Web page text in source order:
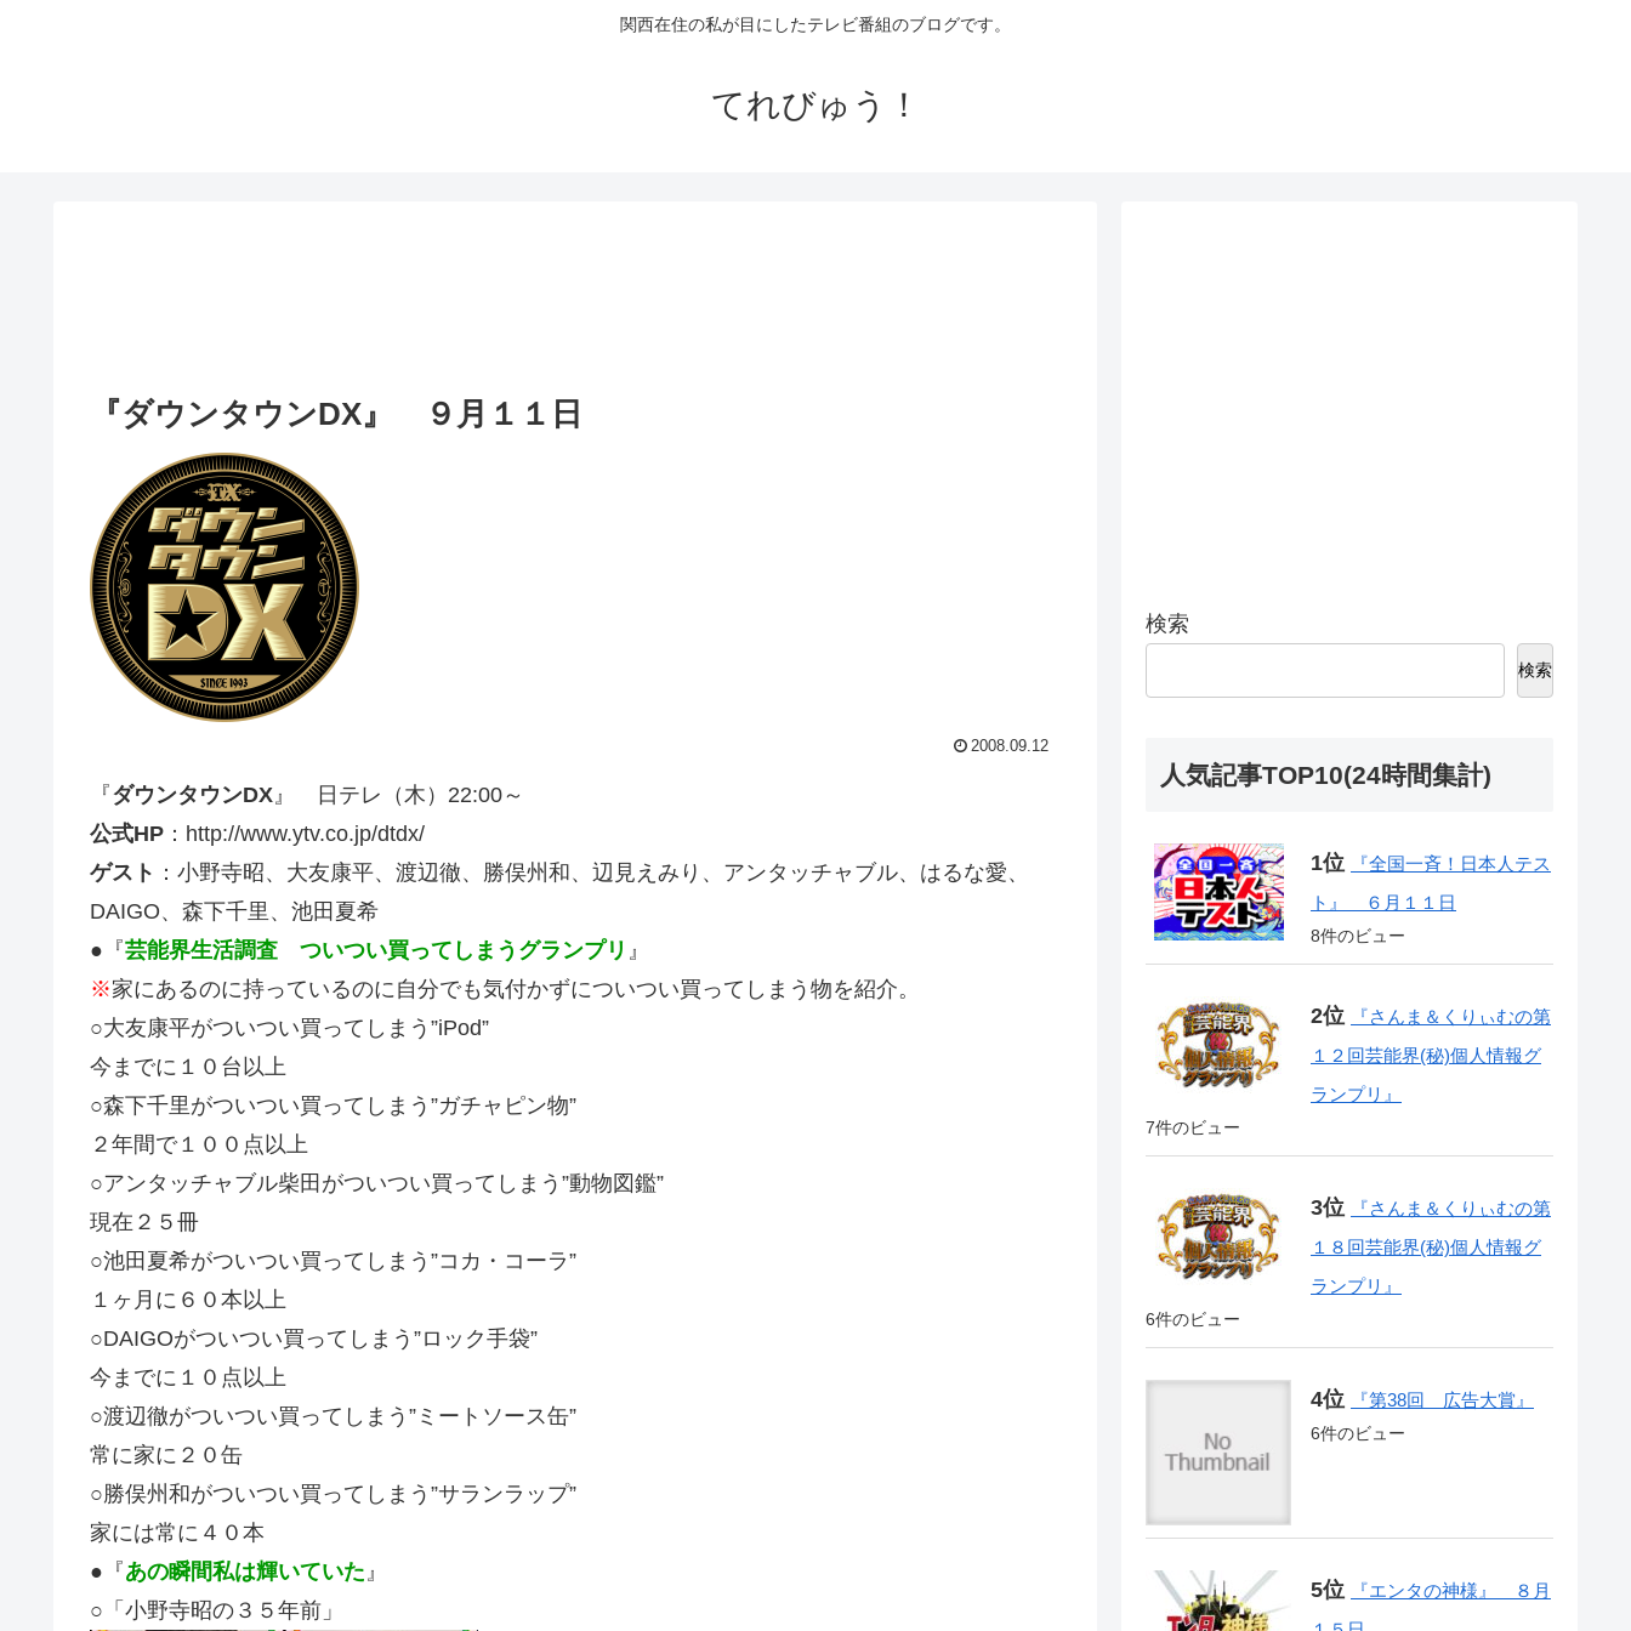
関西在住の私が目にしたテレビ番組のブログです。
てれびゅう！
『ダウンタウンDX』 ９月１１日
2008.09.12
『ダウンタウンDX 』 日テレ（木）22:00～
公式HP ：http://www.ytv.co.jp/dtdx/
ゲスト ：小野寺昭、大友康平、渡辺徹、勝俣州和、辺見えみり、アンタッチャブル、はるな愛、
DAIGO、森下千里、池田夏希
●『芸能界生活調査 ついつい買ってしまうグランプリ 』
※家にあるのに持っているのに自分でも気付かずについつい買ってしまう物を紹介。
○大友康平がついつい買ってしまう”iPod”
今までに１０台以上
○森下千里がついつい買ってしまう”ガチャピン物”
２年間で１００点以上
○アンタッチャブル柴田がついつい買ってしまう”動物図鑑”
現在２５冊
○池田夏希がついつい買ってしまう”コカ・コーラ”
１ヶ月に６０本以上
○DAIGOがついつい買ってしまう”ロック手袋”
今までに１０点以上
○渡辺徹がついつい買ってしまう”ミートソース缶”
常に家に２０缶
○勝俣州和がついつい買ってしまう”サランラップ”
家には常に４０本
●『あの瞬間私は輝いていた 』
○「小野寺昭の３５年前」
検索
検索
人気記事TOP10(24時間集計)
『全国一斉！日本人テス
ト』 ６月１１日
8件のビュー
『さんま＆くりぃむの第
１２回芸能界(秘)個人情報グ
ランプリ』
7件のビュー
『さんま＆くりぃむの第
１８回芸能界(秘)個人情報グ
ランプリ』
6件のビュー
『第38回 広告大賞』
6件のビュー
『エンタの神様』 ８月